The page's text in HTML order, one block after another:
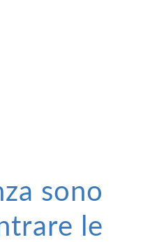
sono
le